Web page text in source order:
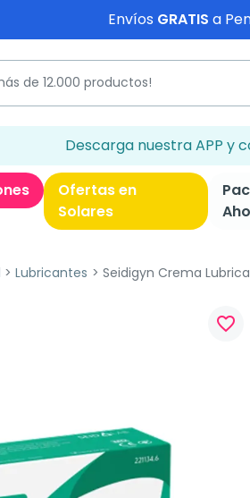
Envíos GRATIS a
Descarga nuestra APP y
Ofertas en
Solares
Lubricantes Seidigyn Crema
favorite_border